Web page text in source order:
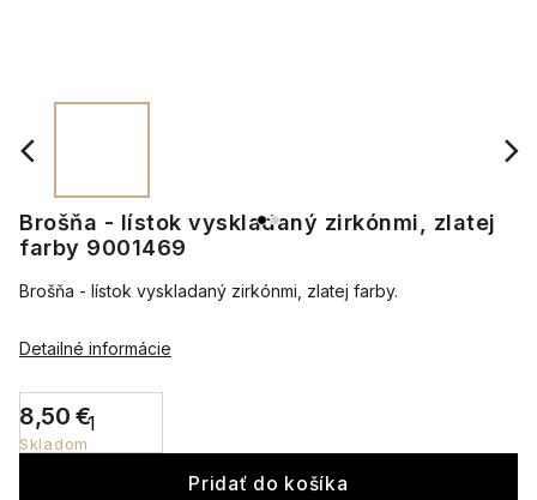
Brošňa - lístok vyskladaný zirkónmi, zlatej
farby 9001469
8,50 €
Skladom
Pridať do košíka
Brošňa - lístok vyskladaný zirkónmi, zlatej farby.
Detailné informácie